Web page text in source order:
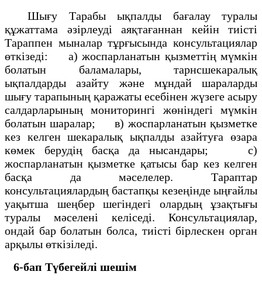
Шығу Тарабы ықпалды бағалау туралы
құжаттама әзiрлеудi аяқтағаннан кейiн тиiстi
Тараппен мыналар тұрғысында консультациялар
өткiзедi: а) жоспарланатын қызметтің мүмкiн
болатын баламалары, тарнсшекаралық
ықпалдарды азайту және мұндай шараларды
шығу тарапының қаражаты есебiнен жүзеге асыру
салдарларының мониторингi жөнiндегi мүмкiн
болатын шаралар; в) жоспарланатын қызметке
кез келген шекаралық ықпалды азайтуға өзара
көмек берудің басқа да нысандары; с)
жоспарланатын қызметке қатысы бар кез келген
басқа да мәселелер. Тараптар
консультациялардың бастапқы кезеңiнде ыңғайлы
уақытша шеңбер шегiндегi олардың ұзақтығы
туралы мәселенi келiседi. Консультациялар,
ондай бар болатын болса, тиiстi бiрлескен орган
арқылы өткiзiледi.
6-бап Түбегейлі шешім